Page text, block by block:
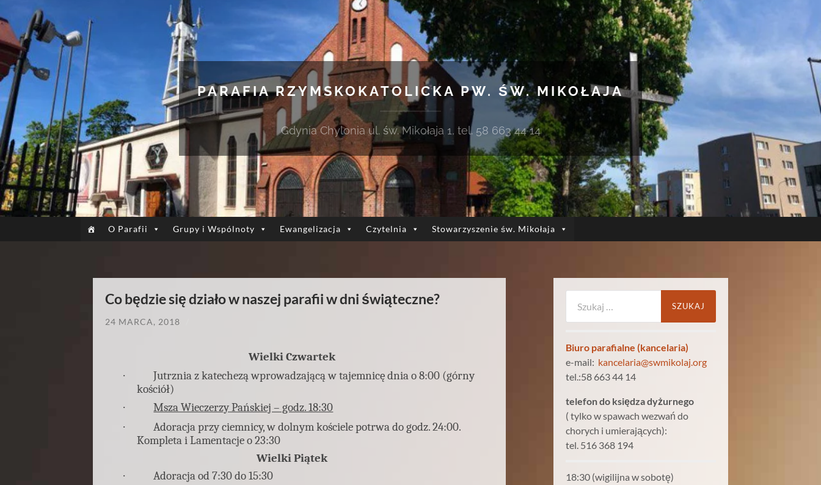
PARAFIA RZYMSKOKATOLICKA PW. ŚW. MIKOŁAJA
Gdynia Chylonia ul. św. Mikołaja 1, tel. 58 663 44 14
O Parafii Grupy i Wspólnoty Ewangelizacja Czytelnia Stowarzyszenie św. Mikołaja
Co będzie się działo w naszej parafii w dni świąteczne?
24 MARCA, 2018
Wielki Czwartek
·
Jutrznia z katechezą wprowadzającą w tajemnicę dnia o 8:00 (górny
kościół)
· Msza Wieczerzy Pańskiej – godz. 18:30
·
Adoracja przy ciemnicy, w dolnym kościele potrwa do godz. 24:00.
Kompleta i Lamentacje o 23:30
Wielki Piątek
· Adoracja od 7:30 do 15:30
Biuro parafialne (kancelaria)
e-mail: kancelaria@swmikolaj.org
tel.:58 663 44 14
telefon do księdza dyżurnego
( tylko w spawach wezwań do
chorych i umierających):
tel. 516 368 194
18:30 (wigilijna w sobotę)